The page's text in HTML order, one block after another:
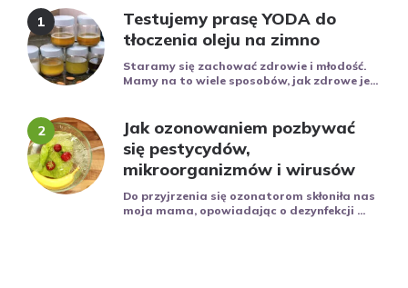
Testujemy prasę YODA do
tłoczenia oleju na zimno
Staramy się zachować zdrowie i młodość.
Mamy na to wiele sposobów, jak zdrowe je...
Jak ozonowaniem pozbywać
się pestycydów,
mikroorganizmów i wirusów
Do przyjrzenia się ozonatorom skłoniła nas
moja mama, opowiadając o dezynfekcji ...